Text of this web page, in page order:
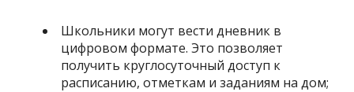
Школьники могут вести дневник в
цифровом формате. Это позволяет
получить круглосуточный доступ к
расписанию, отметкам и заданиям на дом;